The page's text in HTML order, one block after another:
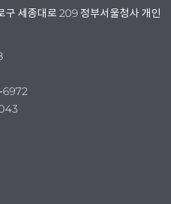
구 세종대로 209 정부서울청사 개인
6972